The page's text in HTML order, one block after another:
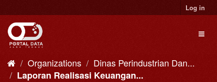
to
content
Log in
Organizations
Dinas Perindustrian Dan...
Laporan Realisasi Keuangan...